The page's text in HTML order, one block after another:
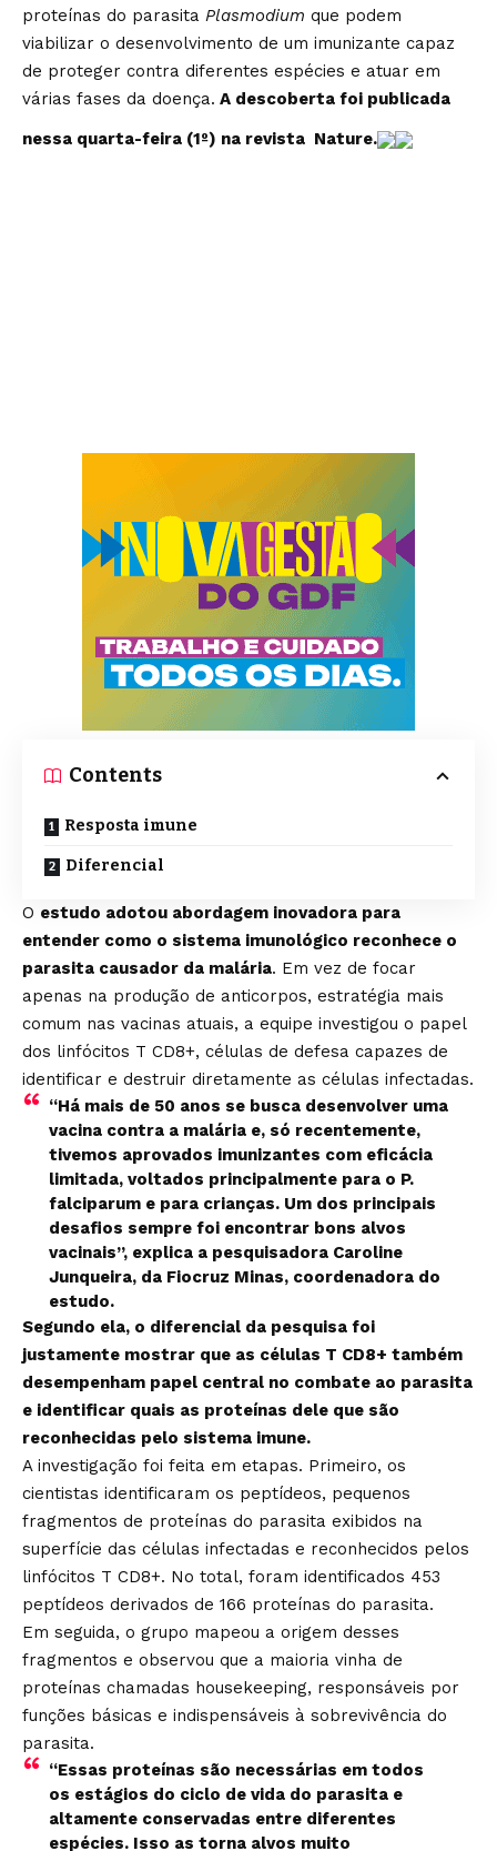
proteínas do parasita Plasmodium que podem
viabilizar o desenvolvimento de um imunizante capaz
de proteger contra diferentes espécies e atuar em
várias fases da doença. A descoberta foi publicada
nessa quarta-feira (1º) na revista Nature.
Contents
Resposta imune
Diferencial
O estudo adotou abordagem inovadora para
entender como o sistema imunológico reconhece o
parasita causador da malária. Em vez de focar
apenas na produção de anticorpos, estratégia mais
comum nas vacinas atuais, a equipe investigou o papel
dos linfócitos T CD8+, células de defesa capazes de
identificar e destruir diretamente as células infectadas.
“Há mais de 50 anos se busca desenvolver uma
vacina contra a malária e, só recentemente,
tivemos aprovados imunizantes com eficácia
limitada, voltados principalmente para o P.
falciparum e para crianças. Um dos principais
desafios sempre foi encontrar bons alvos
vacinais”, explica a pesquisadora Caroline
Junqueira, da Fiocruz Minas, coordenadora do
estudo.
Segundo ela, o diferencial da pesquisa foi
justamente mostrar que as células T CD8+ também
desempenham papel central no combate ao parasita
e identificar quais as proteínas dele que são
reconhecidas pelo sistema imune.
A investigação foi feita em etapas. Primeiro, os
cientistas identificaram os peptídeos, pequenos
fragmentos de proteínas do parasita exibidos na
superfície das células infectadas e reconhecidos pelos
linfócitos T CD8+. No total, foram identificados 453
peptídeos derivados de 166 proteínas do parasita.
Em seguida, o grupo mapeou a origem desses
fragmentos e observou que a maioria vinha de
proteínas chamadas housekeeping, responsáveis por
funções básicas e indispensáveis à sobrevivência do
parasita.
“Essas proteínas são necessárias em todos
os estágios do ciclo de vida do parasita e
altamente conservadas entre diferentes
espécies. Isso as torna alvos muito